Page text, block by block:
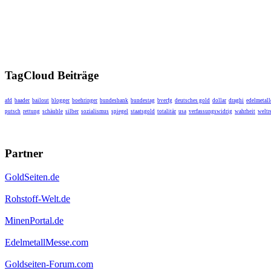
TagCloud Beiträge
afd baader bailout blogger boehringer bundesbank bundestag bverfg deutsches gold dollar draghi
putsch rettung schäuble silber sozialismus spiegel staatsgold totalitär usa verfassungswidrig wahrheit
Partner
GoldSeiten.de
Rohstoff-Welt.de
MinenPortal.de
EdelmetallMesse.com
Goldseiten-Forum.com